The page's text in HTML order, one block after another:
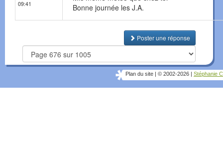
09:41
Bonne journée les J.A.
Poster une réponse
Plan du site © 2002-2026 Stéphanie C